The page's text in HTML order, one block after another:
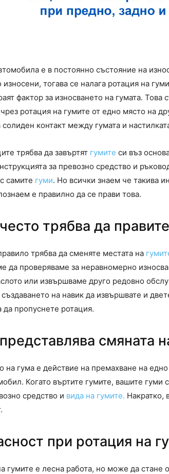
е в постоянно състояние на
тогава се налага ротация на
фактор за износването на гумата.
ротация на гумите от едно място на
контакт между гумата и
трябва да завъртят гумите си въз
за превозно средство и
самите гуми. Но всички знаем че такива
е правилно да се прави това.
трябва да
трябва да сменяте местата на
да проверяваме за неравномерно
или извършваме друго редовно
на навик да извършвате и
да пропуснете ротация.
смяната
на гума е действие на премахване на
Когато въртите гумите, вашите
средство и вида на гумите. Накратко,
при ротация на
гумите е лесна работа, но може да